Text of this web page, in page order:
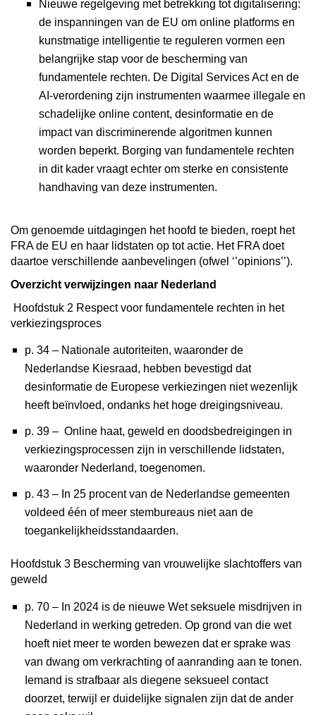
Nieuwe regelgeving met betrekking tot digitalisering:
de inspanningen van de EU om online platforms en
kunstmatige intelligentie te reguleren vormen een
belangrijke stap voor de bescherming van
fundamentele rechten. De Digital Services Act en de
AI-verordening zijn instrumenten waarmee illegale en
schadelijke online content, desinformatie en de
impact van discriminerende algoritmen kunnen
worden beperkt. Borging van fundamentele rechten
in dit kader vraagt echter om sterke en consistente
handhaving van deze instrumenten.
Om genoemde uitdagingen het hoofd te bieden, roept het
FRA de EU en haar lidstaten op tot actie. Het FRA doet
daartoe verschillende aanbevelingen (ofwel ‘’opinions’’).
Overzicht verwijzingen naar Nederland
Hoofdstuk 2 Respect voor fundamentele rechten in het
verkiezingsproces
p. 34 – Nationale autoriteiten, waaronder de
Nederlandse Kiesraad, hebben bevestigd dat
desinformatie de Europese verkiezingen niet wezenlijk
heeft beïnvloed, ondanks het hoge dreigingsniveau.
p. 39 – Online haat, geweld en doodsbedreigingen in
verkiezingsprocessen zijn in verschillende lidstaten,
waaronder Nederland, toegenomen.
p. 43 – In 25 procent van de Nederlandse gemeenten
voldeed één of meer stembureaus niet aan de
toegankelijkheidsstandaarden.
Hoofdstuk 3 Bescherming van vrouwelijke slachtoffers van
geweld
p. 70 – In 2024 is de nieuwe Wet seksuele misdrijven in
Nederland in werking getreden. Op grond van die wet
hoeft niet meer te worden bewezen dat er sprake was
van dwang om verkrachting of aanranding aan te tonen.
Iemand is strafbaar als diegene seksueel contact
doorzet, terwijl er duidelijke signalen zijn dat de ander